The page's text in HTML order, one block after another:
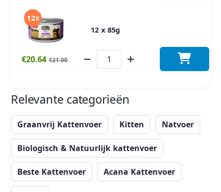
12X
12 x 85g
€20.64€21.00
Relevante categorieën
Graanvrij Kattenvoer Kitten Natvoer
Biologisch & Natuurlijk kattenvoer
Beste Kattenvoer Acana Kattenvoer